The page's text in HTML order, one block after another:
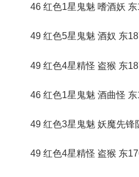
46 红色1星鬼魅 嗜酒妖 东
49 红色5星鬼魅 酒奴 东
49 红色4星精怪 盗猴 东
46 红色1星鬼魅 酒曲怪 东
49 红色3星鬼魅 妖魔先锋
49 红色4星精怪 盗猴 东